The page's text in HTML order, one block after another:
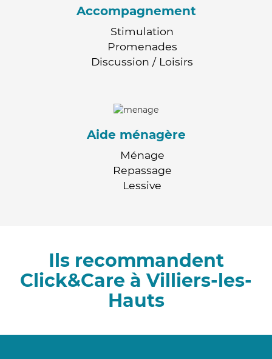
Accompagnement
Stimulation
Promenades
Discussion / Loisirs
Aide ménagère
Ménage
Repassage
Lessive
Ils recommandent
Click&Care à Villiers-les-
Hauts